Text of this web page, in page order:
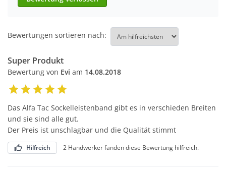
Bewertungen sortieren nach:
Super Produkt
Bewertung von Evi am 14.08.2018
Das Alfa Tac Sockelleistenband gibt es in verschieden Breiten
und sie sind alle gut.
Der Preis ist unschlagbar und die Qualität stimmt
Hilfreich 2 Handwerker fanden diese Bewertung hilfreich.